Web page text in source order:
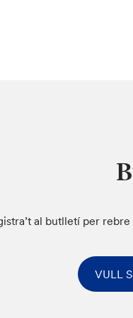
al butlletí per
VULL